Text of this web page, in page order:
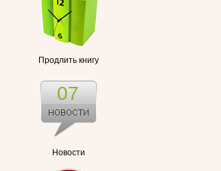
Продлить книгу
Новости
07